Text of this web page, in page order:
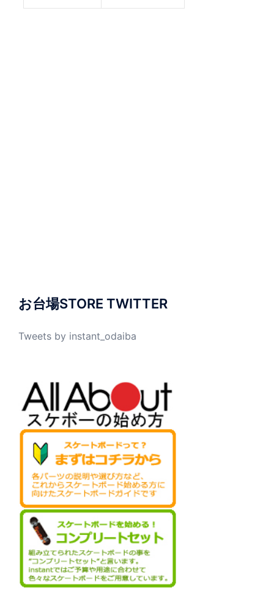
お台場STORE TWITTER
Tweets by instant_odaiba